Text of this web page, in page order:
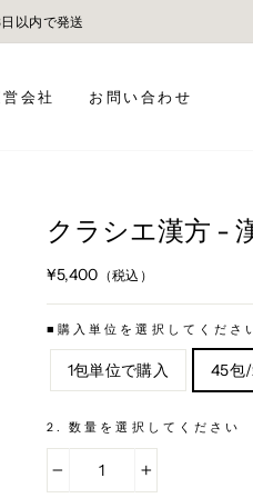
げで、送料無料。
会社 お問い合わせ
クラシエ漢方 -
定
価
¥5,400 （税込）
■購入単位を選択してくださ
1包単位で購入 45包
2. 数量を選択してください